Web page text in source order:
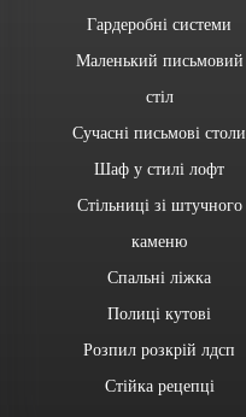
Гардеробні системи
Маленький письмовий
стіл
Сучасні письмові столи
Шаф у стилі лофт
Стільниці зі штучного
каменю
Спальні ліжка
Полиці кутові
Розпил розкрій лдсп
Стійка рецепці